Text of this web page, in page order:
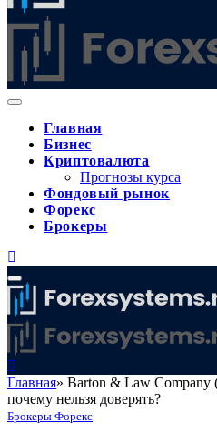
Главная
Бизнес
Криптовалюта
Прогнозы курса
Фондовый рынок
Форекс
Брокеры
Главная» Barton & Law Company
почему нельзя доверять?
Брокеры Форекс